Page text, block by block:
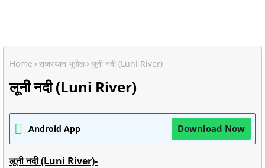
Home राजस्थान भूगोल लूनी नदी (Luni River)
लूनी नदी (Luni River)
Android App Download Now
लूनी नदी (Luni River)-